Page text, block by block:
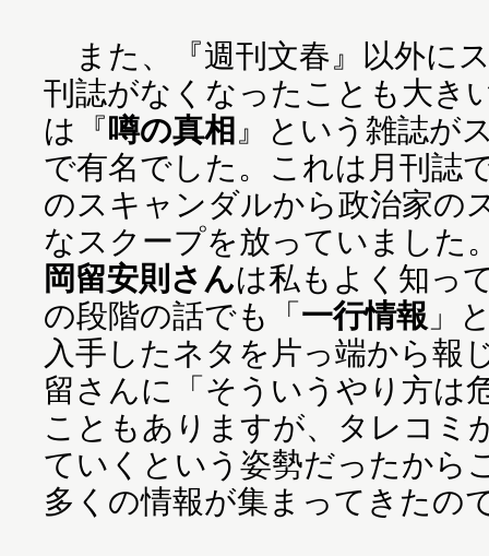
また、『週刊文春』以外に
刊誌がなくなったことも大き
は『噂の真相 』という雑誌が
で有名でした。これは月刊誌
のスキャンダルから政治家の
なスクープを放っていました
岡留安則さんは私もよく知っ
の段階の話でも「一行情報 」
入手したネタを片っ端から報
留さんに「そういうやり方は
こともありますが、タレコミ
ていくという姿勢だったから
多くの情報が集まってきたの